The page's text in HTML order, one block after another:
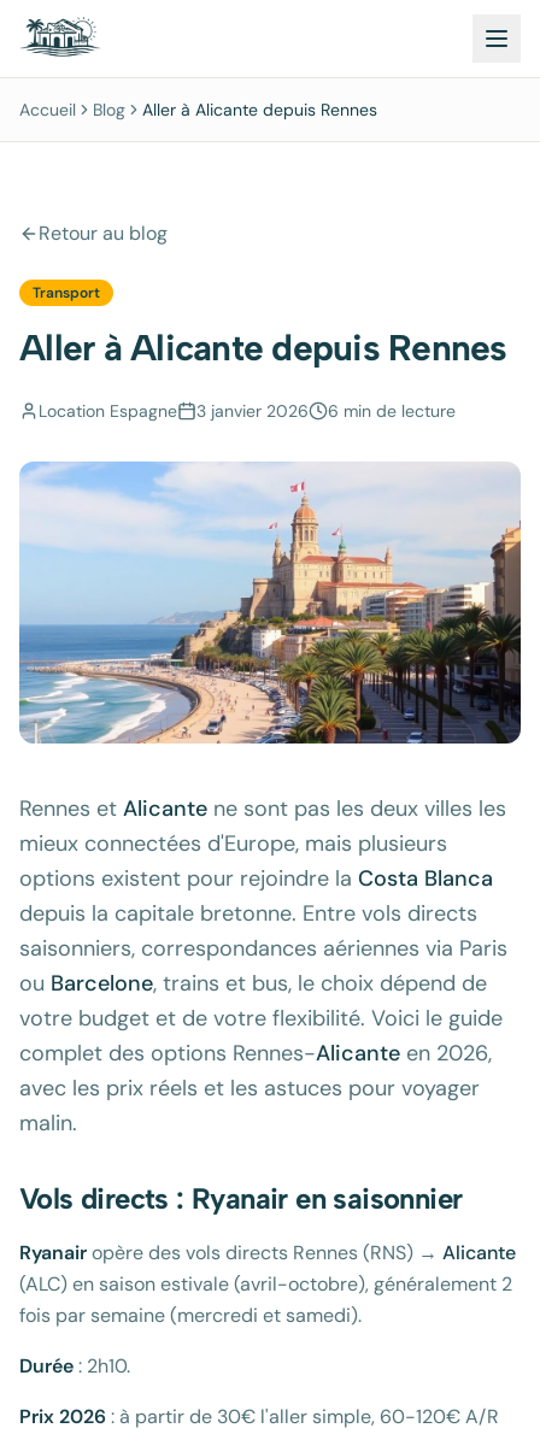
Accueil Blog Aller à Alicante depuis Rennes
Retour au blog
Transport
Aller à Alicante depuis Rennes
Location Espagne 3 janvier 2026 6 min de lecture
Rennes et Alicante ne sont pas les deux villes les
mieux connectées d'Europe, mais plusieurs
options existent pour rejoindre la Costa Blanca
depuis la capitale bretonne. Entre vols directs
saisonniers, correspondances aériennes via Paris
ou Barcelone, trains et bus, le choix dépend de
votre budget et de votre flexibilité. Voici le guide
complet des options Rennes-Alicante en 2026,
avec les prix réels et les astuces pour voyager
malin.
Vols directs : Ryanair en saisonnier
Ryanairopère des vols directs Rennes (RNS) → Alicante
(ALC) en saison estivale (avril-octobre), généralement 2
fois par semaine (mercredi et samedi).
Durée: 2h10.
Prix 2026: à partir de 30€ l'aller simple, 60-120€ A/R